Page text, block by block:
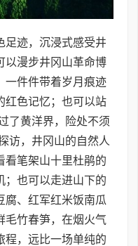
足迹，沉浸式感受井
以漫步井冈山革命博
一件件带着岁月痕迹
红色记忆；也可以站
了黄洋界，险处不须
访，井冈山的自然人
看笔架山十里杜鹃的
；也可以走进山下的
腐、红军红米饭南瓜
毛竹春笋，在烟火气
程，远比一场单纯的